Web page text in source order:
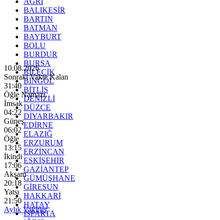
BALIKESİR
BARTIN
BATMAN
BAYBURT
BOLU
BURDUR
BURSA
BİLECİK
BİNGÖL
BİTLİS
DENİZLİ
DÜZCE
DİYARBAKIR
EDİRNE
ELAZIĞ
ERZURUM
ERZİNCAN
ESKİŞEHİR
GAZİANTEP
GÜMÜŞHANE
GİRESUN
HAKKARİ
HATAY
ISPARTA
10.08.2026
Sonraki Vakte Kalan
31:39
Öğle Namazı
İmsak
04:22
Güneş
06:02
Öğle
13:15
İkindi
17:06
Akşam
20:18
Yatsı
21:50
Aylık Vakitler